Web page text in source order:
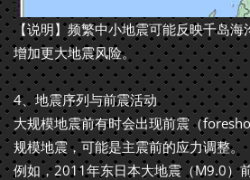
【说明】频繁中小地震可能反映千岛海
增加更大地震风险。
4、地震序列与前震活动
大规模地震前有时会出现前震（
规模地震，可能是主震前的应力调整。
例如，2011年东日本大地震（M9.0）